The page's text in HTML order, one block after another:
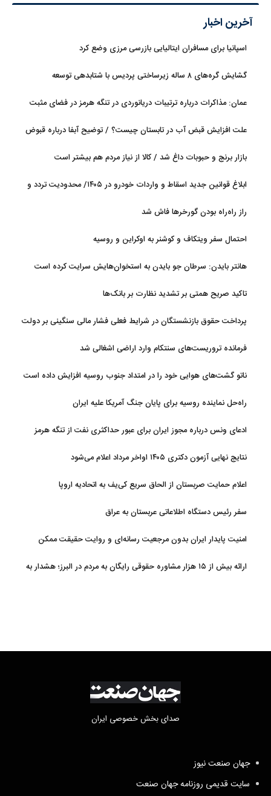
آخرین اخبار
اسپانیا برای مسافران ایتالیایی بازرسی مرزی وضع کرد
گشایش گره‌های ۸ ساله زیرساختی پردیس با شتابدهی توسعه
عمان: مذاکرات درباره ترتیبات دریانوردی در تنگه هرمز در فضای مثبت
علت افزایش قبض آب در تابستان چیست؟ / توضیح آبفا درباره قبوض
بازار برنج و حبوبات داغ شد / کالا از نیاز مردم هم بیشتر است
ابلاغ قوانین جدید اسقاط و واردات خودرو در ۱۴۰۵/ محدودیت تردد و
راز راه‌راه بودن گورخرها فاش شد
احتمال سفر ویتکاف و کوشنر به اوکراین و روسیه
هانتر بایدن: سرطان جو بایدن به استخوان‌هایش سرایت کرده است
تاکید صریح همتی بر تشدید نظارت بر بانک‌ها
پرداخت حقوق بازنشستگان در شرایط فعلی فشار مالی سنگینی بر دولت
فرمانده تروریست‌های سنتکام وارد اراضی اشغالی شد
ناتو گشت‌های هوایی خود را در امتداد جنوب روسیه افزایش داده است
راه‌حل نماینده روسیه برای پایان جنگ آمریکا علیه ایران
ادعای ونس درباره مجوز ایران برای عبور حداکثری نفت از تنگه هرمز
نتایج نهایی آزمون دکتری ۱۴۰۵ اواخر مرداد اعلام می‌شود
اعلام حمایت صربستان از الحاق سریع کی‌یف به اتحادیه اروپا
سفر رئیس دستگاه اطلاعاتی عربستان به عراق
امنیت پایدار ایران بدون مرجعیت رسانه‌ای و روایت حقیقت ممکن
ارائه بیش از ۱۵ هزار مشاوره حقوقی رایگان به مردم در البرز؛ هشدار به
صدای بخش خصوصی ایران
جهان صنعت نیوز
سایت قدیمی روزنامه جهان صنعت